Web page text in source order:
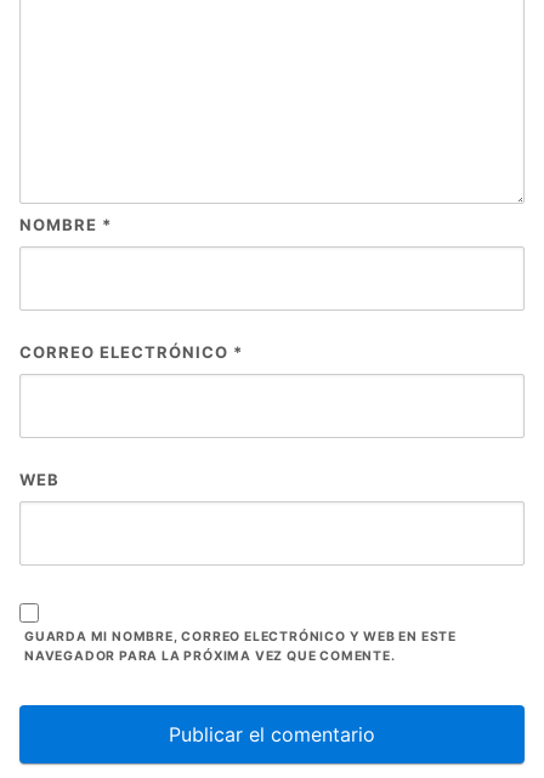
NOMBRE *
CORREO ELECTRÓNICO *
WEB
GUARDA MI NOMBRE, CORREO ELECTRÓNICO Y WEB EN ESTE
NAVEGADOR PARA LA PRÓXIMA VEZ QUE COMENTE.